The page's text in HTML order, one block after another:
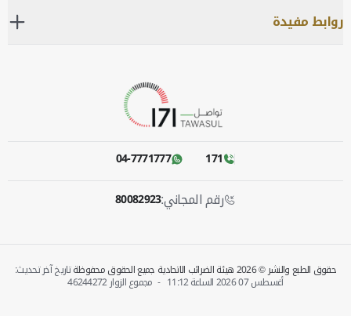
روابط مفيدة
171
04-7771777
رقم المجاني:80082923
حقوق الطبع والنشر © 2026 هيئة الضرائب الاتحادية جميع الحقوق محفوظة تاريخ آخر تحديث:
أغسطس 07 2026 الساعة‎ 11:12
- مجموع الزوار46244272